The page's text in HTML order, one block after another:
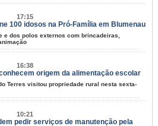
17:15
100 idosos na Pró-Família em Blumenau
e dos polos externos com brincadeiras,
16:38
origem da alimentação escolar
Terres visitou propriedade rural nesta sexta-
10:21
pedir serviços de manutenção pela